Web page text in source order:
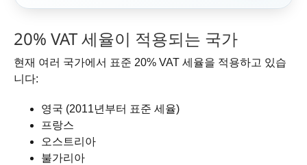
20% VAT 세율이 적용되는 국가
현재 여러 국가에서 표준 20% VAT 세율을 적용하고 있습
니다:
영국 (2011년부터 표준 세율)
프랑스
오스트리아
불가리아